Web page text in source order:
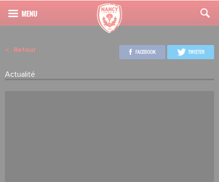
Retour
Actualité
FACEBOOK TWEETER